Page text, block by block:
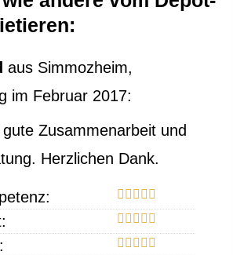
aus Simmozheim,
im Februar 2017:
Zusammenarbeit und
Herzlichen Dank.